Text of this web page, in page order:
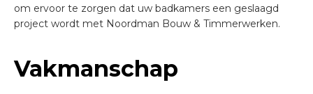
om ervoor te zorgen dat uw badkamers een geslaagd
project wordt met Noordman Bouw & Timmerwerken.
Vakmanschap